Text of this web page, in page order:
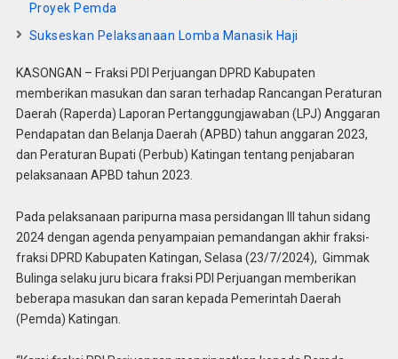
Proyek Pemda
Sukseskan Pelaksanaan Lomba Manasik Haji
KASONGAN – Fraksi PDI Perjuangan DPRD Kabupaten
memberikan masukan dan saran terhadap Rancangan Peraturan
Daerah (Raperda) Laporan Pertanggungjawaban (LPJ) Anggaran
Pendapatan dan Belanja Daerah (APBD) tahun anggaran 2023,
dan Peraturan Bupati (Perbub) Katingan tentang penjabaran
pelaksanaan APBD tahun 2023.
Pada pelaksanaan paripurna masa persidangan III tahun sidang
2024 dengan agenda penyampaian pemandangan akhir fraksi-
fraksi DPRD Kabupaten Katingan, Selasa (23/7/2024), Gimmak
Bulinga selaku juru bicara fraksi PDI Perjuangan memberikan
beberapa masukan dan saran kepada Pemerintah Daerah
(Pemda) Katingan.